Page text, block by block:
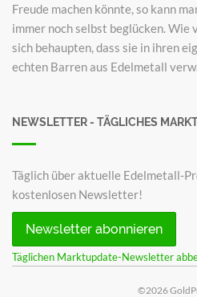
Freude machen könnte, so kann
immer noch selbst beglücken. Wie
sich behaupten, dass sie in ihren
echten Barren aus Edelmetall
NEWSLETTER - TÄGLICHES
Täglich über aktuelle Edelmetall-
kostenlosen Newsletter!
Newsletter abonnieren
Täglichen Marktupdate-Newsletter
©2026